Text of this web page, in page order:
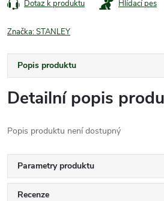
Dotaz k produktu Hlídací pes
Značka:STANLEY
Popis produktu
Detailní popis
Popis produktu není dostupný
Parametry produktu
Recenze